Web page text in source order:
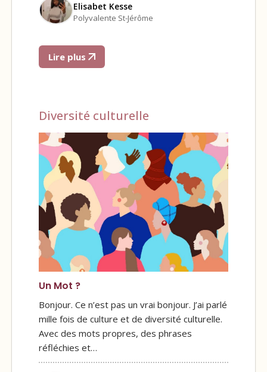
Elisabet Kesse
Polyvalente St-Jérôme
Lire plus
Diversité culturelle
Un Mot ?
Bonjour. Ce n’est pas un vrai bonjour. J’ai parlé
mille fois de culture et de diversité culturelle.
Avec des mots propres, des phrases
réfléchies et…